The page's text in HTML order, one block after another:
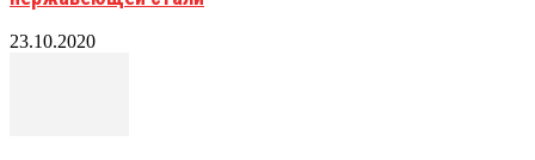
23.10.2020